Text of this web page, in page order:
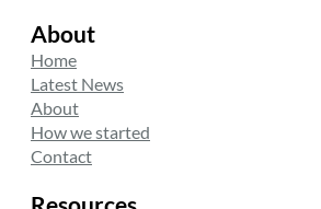
About
Home
Latest News
About
How we started
Contact